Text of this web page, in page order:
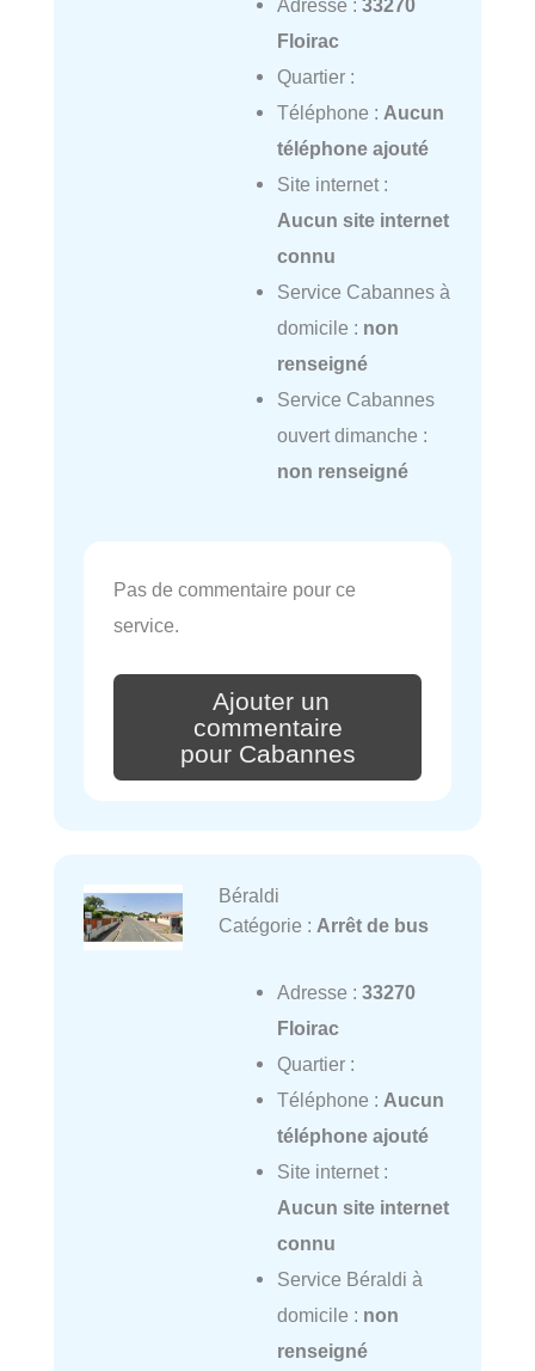
Floirac
Quartier :
Téléphone : Aucun
téléphone ajouté
Site internet :
Aucun site internet
connu
Service Cabannes à
domicile : non
renseigné
Service Cabannes
ouvert dimanche :
non renseigné
Pas de commentaire pour ce
service.
Ajouter un
commentaire
pour Cabannes
Béraldi
Catégorie : Arrêt de bus
Adresse : 33270
Floirac
Quartier :
Téléphone : Aucun
téléphone ajouté
Site internet :
Aucun site internet
connu
Service Béraldi à
domicile : non
renseigné